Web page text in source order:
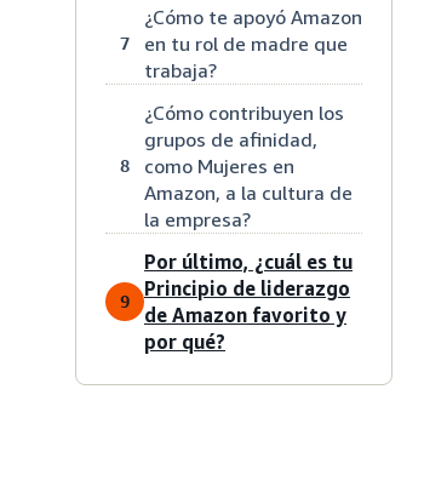
7
¿Cómo te apoyó Amazon
en tu rol de madre que
trabaja?
8
¿Cómo contribuyen los
grupos de afinidad,
como Mujeres en
Amazon, a la cultura de
la empresa?
9
Por último, ¿cuál es tu
Principio de liderazgo
de Amazon favorito y
por qué?